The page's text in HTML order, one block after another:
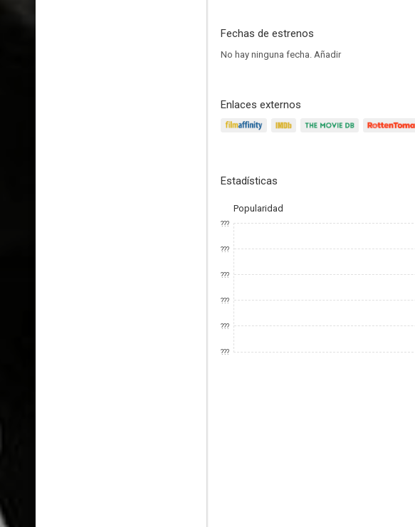
Fechas de estrenos
No hay ninguna fecha. Añadir
Enlaces externos
Estadísticas
Popularidad
???
???
???
???
???
???